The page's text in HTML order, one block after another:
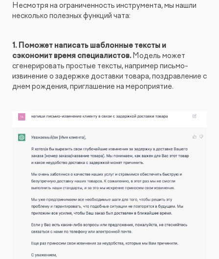
Несмотря на ограниченность инструмента, мы нашли
несколько полезных функций чата:
1. Поможет написать шаблонные тексты и
сэкономит время специалистов.Модель может
сгенерировать простые тексты, например письмо-
извинение о задержке доставки товара, поздравление с
днем рождения, приглашение на мероприятие.